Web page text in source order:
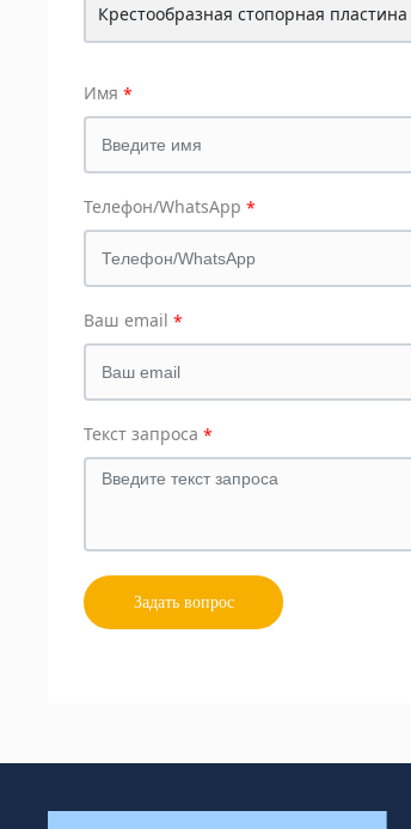
Крестообразная стопорная пластина
Имя
Телефон/WhatsApp
Ваш email
Текст запроса
Задать вопрос